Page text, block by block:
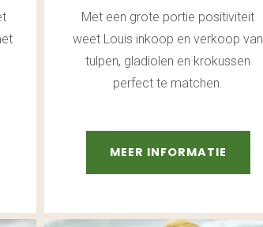
Met een grote portie positiviteit
weet Louis inkoop en verkoop van
tulpen, gladiolen en krokussen
perfect te matchen.
MEER INFORMATIE